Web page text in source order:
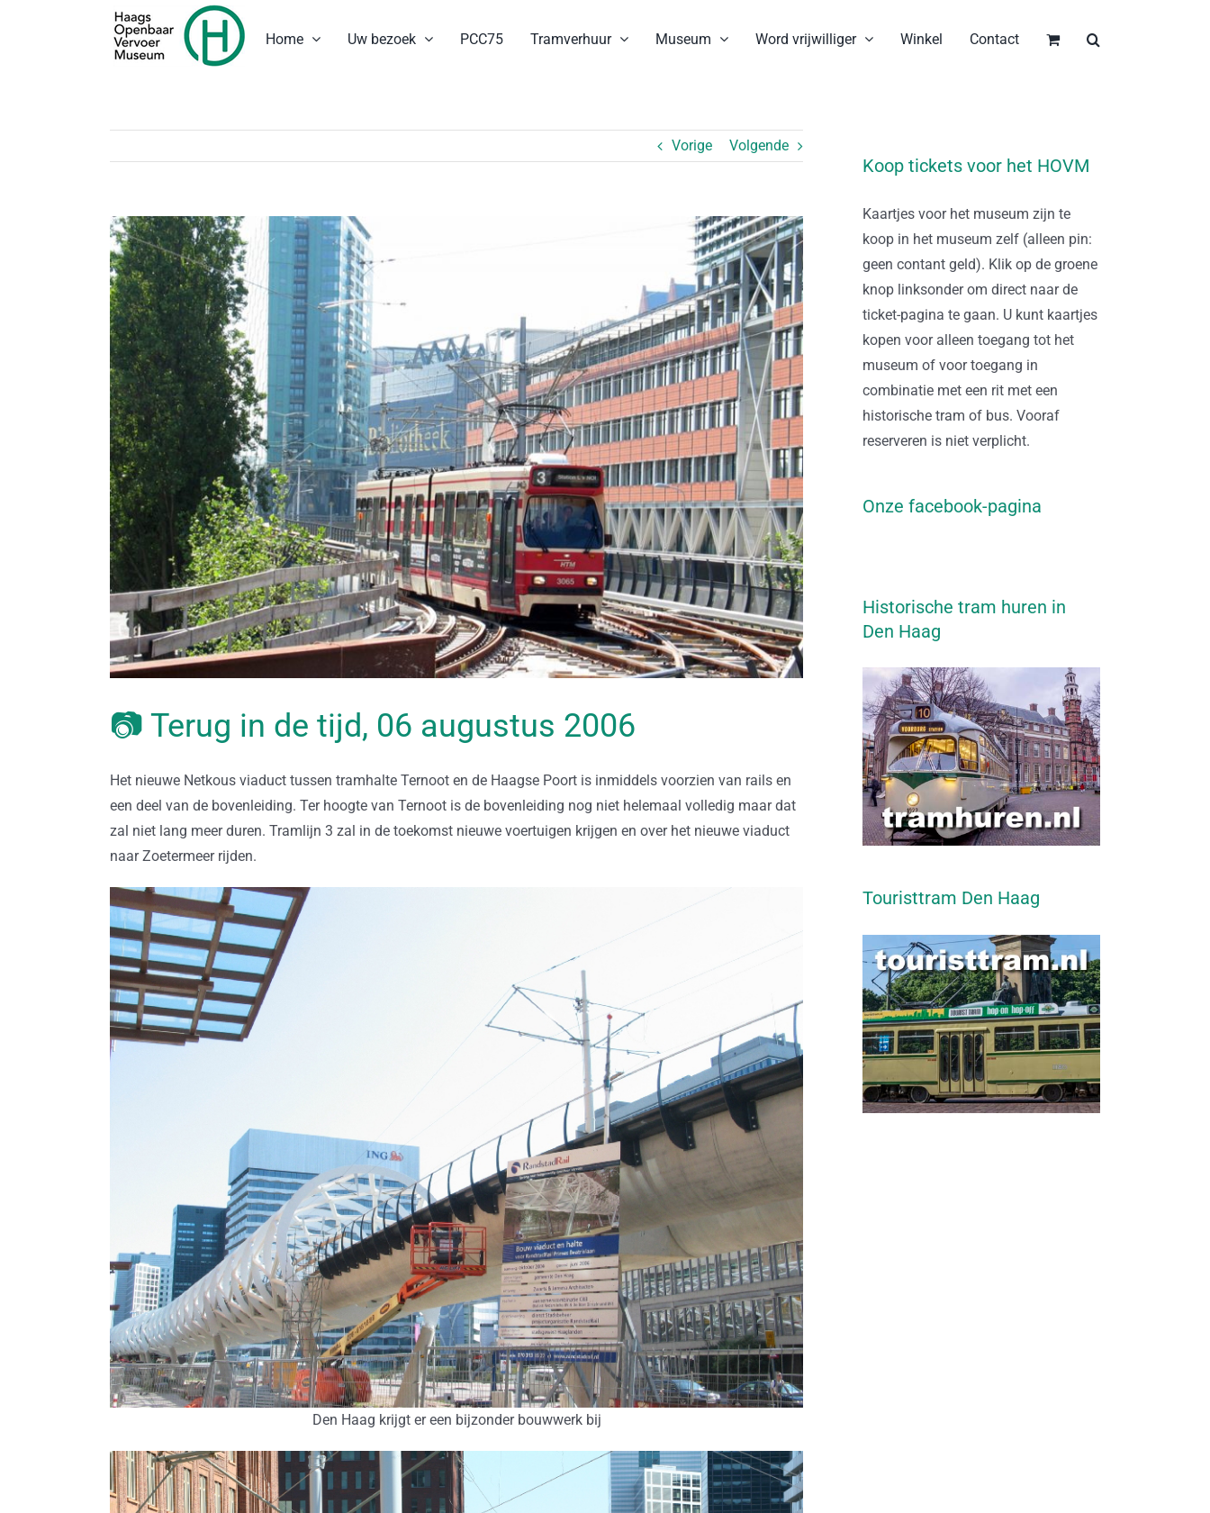
Home Uw bezoek PCC75 Tramverhuur Museum Word vrijwilliger Winkel Contact
Vorige Volgende
Bekijk
grotere
afbeelding
📷 Terug in de tijd, 06 augustus 2006
Het nieuwe Netkous viaduct tussen tramhalte Ternoot en de Haagse Poort is inmiddels voorzien van rails en
een deel van de bovenleiding. Ter hoogte van Ternoot is de bovenleiding nog niet helemaal volledig maar dat
zal niet lang meer duren. Tramlijn 3 zal in de toekomst nieuwe voertuigen krijgen en over het nieuwe viaduct
naar Zoetermeer rijden.
Den Haag krijgt er een bijzonder bouwwerk bij
Koop tickets voor het HOVM
Kaartjes voor het museum zijn te
koop in het museum zelf (alleen pin:
geen contant geld). Klik op de groene
knop linksonder om direct naar de
ticket-pagina te gaan. U kunt kaartjes
kopen voor alleen toegang tot het
museum of voor toegang in
combinatie met een rit met een
historische tram of bus. Vooraf
reserveren is niet verplicht.
Onze facebook-pagina
Historische tram huren in
Den Haag
Touristtram Den Haag